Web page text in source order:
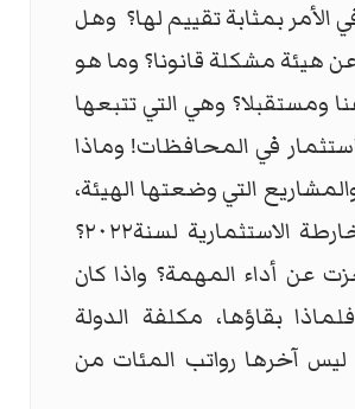
بمثابة تقييم لها؟ وهل
هيئة مشكلة قانونا؟ وما هو
ومستقبلا؟ وهي التي تتبعها
في المحافظات! وماذا
التي وضعتها الهيئة،
وبضمنها الخارطة الاستثمارية لسنة٢٠٢٢؟
عن أداء المهمة؟ واذا كان
بقاؤها، مكلفة الدولة
ليس آخرها رواتب المئات من